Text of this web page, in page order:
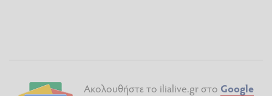
Ακολουθήστε το ilialive.gr στο Google